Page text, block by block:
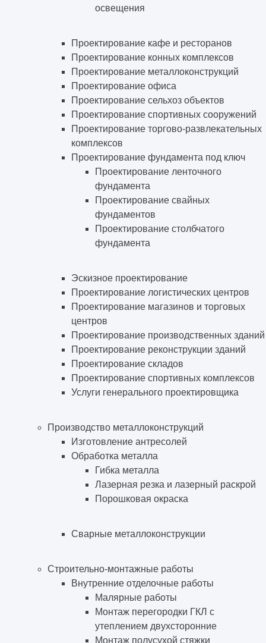
освещения
Проектирование кафе и ресторанов
Проектирование конных комплексов
Проектирование металлоконструкций
Проектирование офиса
Проектирование сельхоз объектов
Проектирование спортивных сооружений
Проектирование торгово-развлекательных
комплексов
Проектирование фундамента под ключ
Проектирование ленточного
фундамента
Проектирование свайных
фундаментов
Проектирование столбчатого
фундамента
Эскизное проектирование
Проектирование логистических центров
Проектирование магазинов и торговых
центров
Проектирование производственных зданий
Проектирование реконструкции зданий
Проектирование складов
Проектирование спортивных комплексов
Услуги генерального проектировщика
Производство металлоконструкций
Изготовление антресолей
Обработка металла
Гибка металла
Лазерная резка и лазерный раскрой
Порошковая окраска
Сварные металлоконструкции
Строительно-монтажные работы
Внутренние отделочные работы
Малярные работы
Монтаж перегородки ГКЛ с
утеплением двухсторонние
Монтаж полусухой стяжки